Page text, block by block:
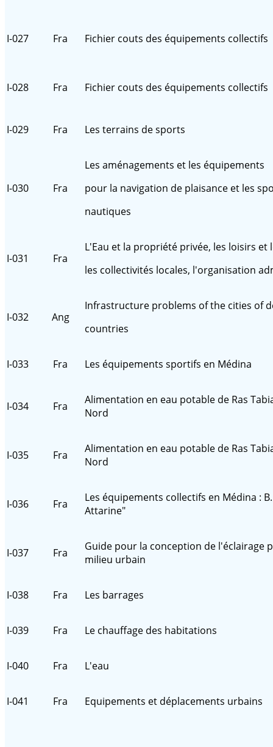
I-027 Fra Fichier couts des équipements collectifs
I-028 Fra Fichier couts des équipements collectifs
I-029 Fra Les terrains de sports
I-030 Fra
Les aménagements et les équipements
pour la navigation de plaisance et les
nautiques
I-031 Fra
L'Eau et la propriété privée, les loisirs et
les collectivités locales, l'organisation
I-032 Ang
Infrastructure problems of the cities of
countries
I-033 Fra Les équipements sportifs en Médina
I-034 Fra
Alimentation en eau potable de Ras
Nord
I-035 Fra
Alimentation en eau potable de Ras
Nord
I-036 Fra
Les équipements collectifs en Médina :
Attarine"
I-037 Fra
Guide pour la conception de l'éclairage
milieu urbain
I-038 Fra Les barrages
I-039 Fra Le chauffage des habitations
I-040 Fra L'eau
I-041 Fra Equipements et déplacements urbains